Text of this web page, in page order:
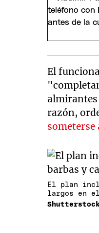
El
almirantes
razón,
El plan
largos en